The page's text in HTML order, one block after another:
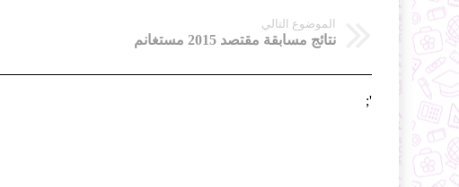
الموضوع التالي
نتائج مسابقة مقتصد 2015 مستغانم
';